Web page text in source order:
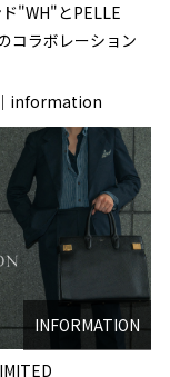
"WH"とPELLE
コラボレーション
information
INFORMATION